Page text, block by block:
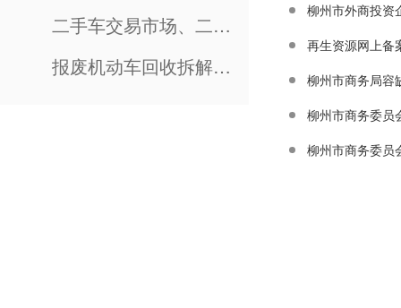
二手车交易市场、二手车经销企业资质查询
报废机动车回收拆解企业资质查询
柳州市外商投资
再生资源网上备
柳州市商务局容
柳州市商务委员
柳州市商务委员